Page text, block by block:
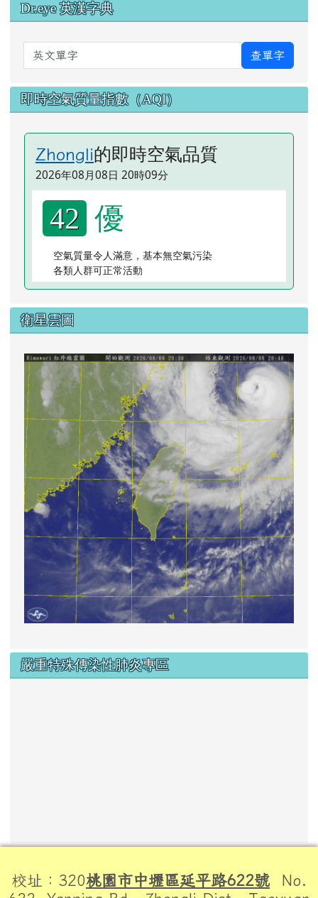
Dr.eye 英漢字典
英文單字 查單字
即時空氣質量指數（AQI）
Zhongli的即時空氣品質
2026年08月08日 20時09分
42 優
空氣質量令人滿意，基本無空氣污染
各類人群可正常活動
衛星雲圖
link
嚴重特殊傳染性肺炎專區
校址：320桃園市中壢區延平路622號 No.